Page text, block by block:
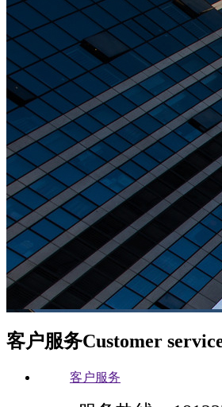
客户服务Customer
客户服务